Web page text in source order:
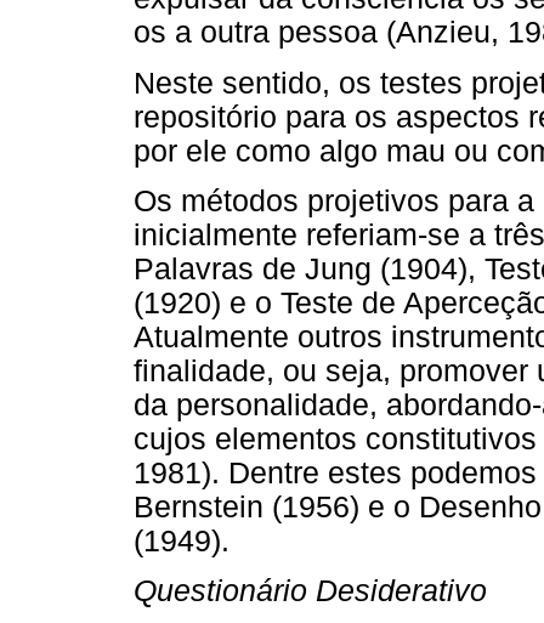
os a outra pessoa (Anzieu,
Neste sentido, os testes
repositório para os aspectos
por ele como algo mau ou
Os métodos projetivos para
inicialmente referiam-se a
Palavras de Jung (1904),
(1920) e o Teste de
Atualmente outros
finalidade, ou seja,
da personalidade,
cujos elementos
1981). Dentre estes
Bernstein (1956) e o
(1949).
Questionário Desiderativo